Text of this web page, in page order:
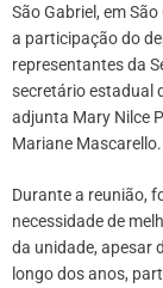
São Gabriel, em
a participação do
representantes da
secretário estadual
adjunta Mary Nilce
Mariane Mascarello.
Durante a reunião,
necessidade de
da unidade, apesar
longo dos anos,